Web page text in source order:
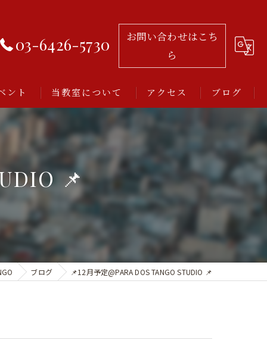
03-6426-5730
お問い合わせはこち
ら
ント 当教室について
習い事
アルゼンチンタンゴ
ミロンガとは
アクセス ブログ
📌
ブログ 📌12月予定@PARA DOS TANGO STUDIO 📌